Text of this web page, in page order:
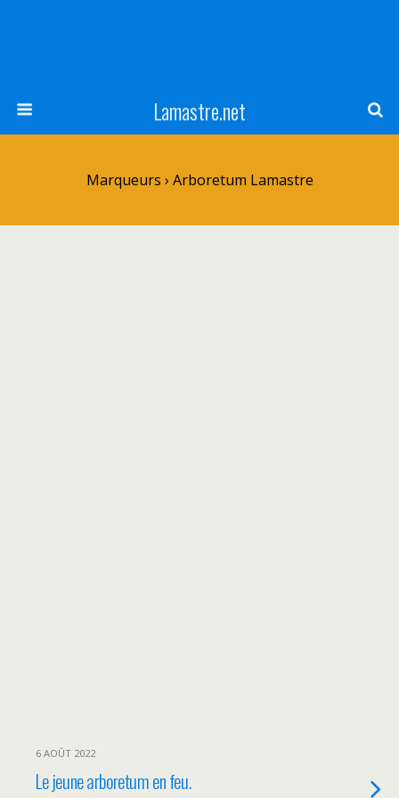
Lamastre.net
Marqueurs › Arboretum Lamastre
6 AOÛT 2022
Le jeune arboretum en feu.